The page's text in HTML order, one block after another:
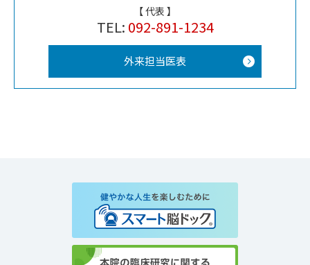
【 代表 】
TEL: 092-891-1234
外来担当医表